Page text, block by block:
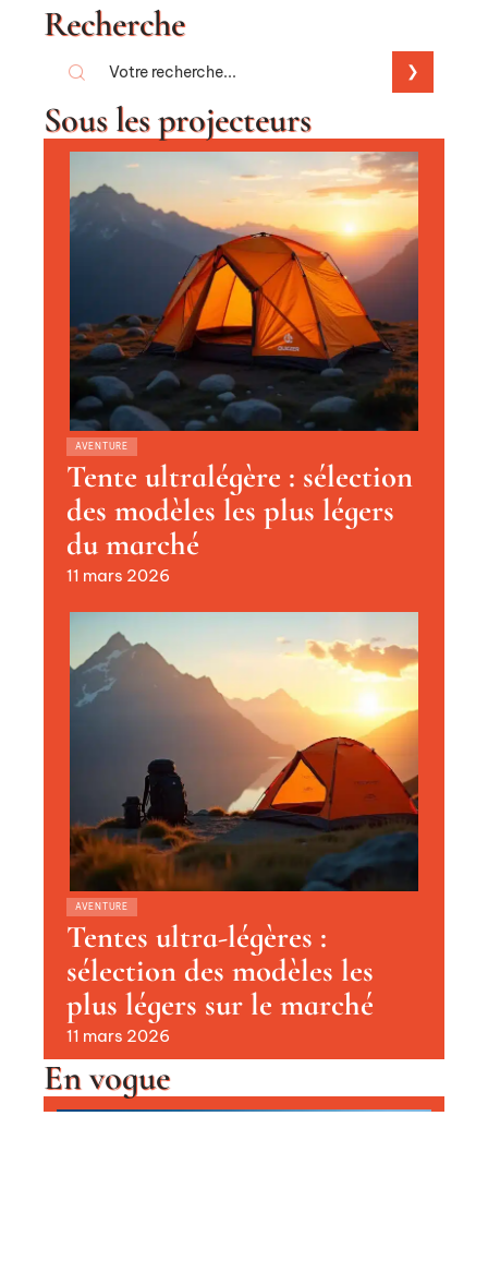
Recherche
Sous les projecteurs
AVENTURE
Tente ultralégère : sélection
des modèles les plus légers
du marché
11 mars 2026
AVENTURE
Tentes ultra-légères :
sélection des modèles les
plus légers sur le marché
11 mars 2026
En vogue